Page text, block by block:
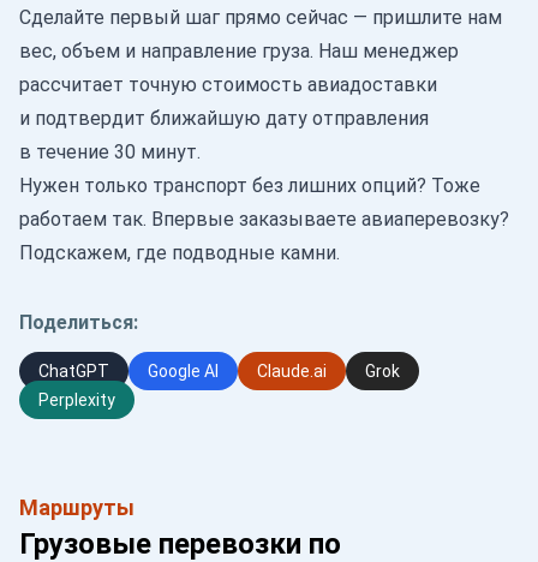
Сделайте первый шаг прямо сейчас — пришлите нам
вес, объем и направление груза. Наш менеджер
рассчитает точную стоимость авиадоставки
и подтвердит ближайшую дату отправления
в течение 30 минут.
Нужен только транспорт без лишних опций? Тоже
работаем так. Впервые заказываете авиаперевозку?
Подскажем, где подводные камни.
Поделиться:
ChatGPT Google AI Claude.ai
Grok
Perplexity
Маршруты
Грузовые перевозки по